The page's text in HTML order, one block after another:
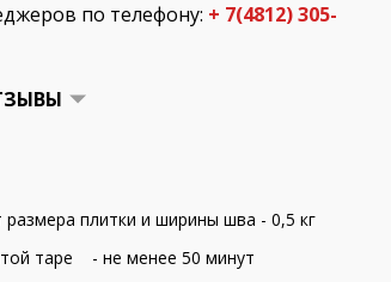
по телефону: + 7(4812) 305-
размера плитки и ширины шва - 0,5 кг
таре - не менее 50 минут